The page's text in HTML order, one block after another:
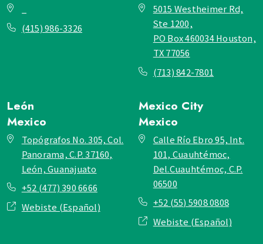
(415) 986-3326
5015 Westheimer Rd,
Ste 1200,
PO Box 460034 Houston,
TX 77056
(713) 842-7801
León
Mexico
Topógrafos No. 305, Col.
Panorama, C.P. 37160,
León, Guanajuato
+52 (477) 390 6666
Webiste (Español)
Mexico City
Mexico
Calle Río Ebro 95, Int.
101, Cuauhtémoc,
Del.Cuauhtémoc, C.P.
06500
+52 (55) 5908 0808
Webiste (Español)